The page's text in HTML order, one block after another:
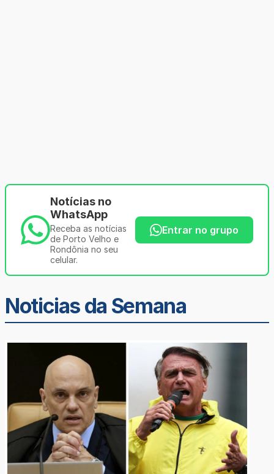
Notícias no
WhatsApp
Receba as notícias
de Porto Velho e
Rondônia no seu
celular.
Entrar no grupo
Noticias da Semana